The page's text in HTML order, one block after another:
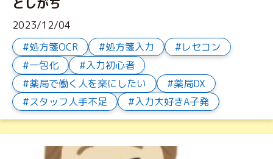
2023/12/04
処方箋OCR
処方箋入力
レセコン
一包化
入力初心者
薬局で働く人を楽にしたい
薬局DX
スタッフ人手不足
入力大好きA子発